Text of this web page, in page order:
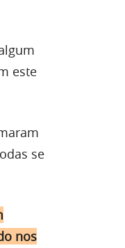
este
se
nos